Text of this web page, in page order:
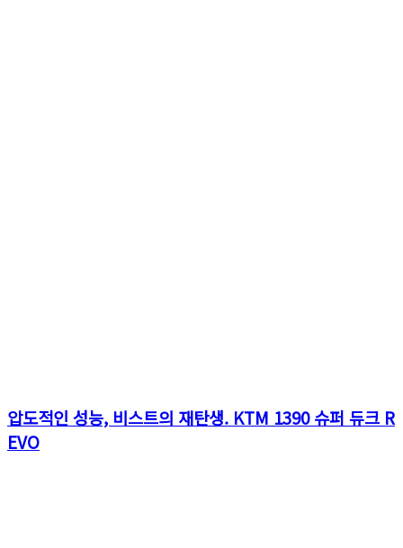
압도적인 성능, 비스트의 재탄생. KTM 1390 슈퍼 듀크 R
EVO